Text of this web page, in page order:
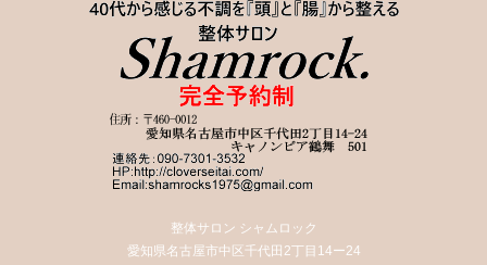
整体サロン シャムロック
愛知県名古屋市中区千代田2丁目14ー24